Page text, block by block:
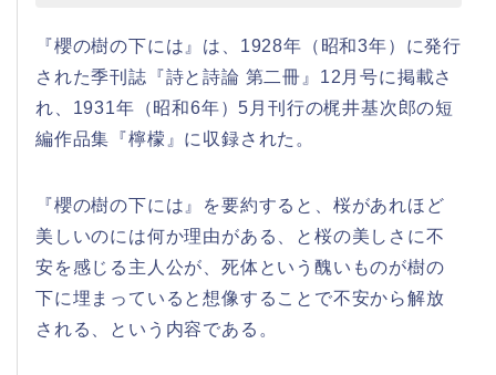
『櫻の樹の下には』は、1928年（昭和3年）に発行
された季刊誌『詩と詩論 第二冊』12月号に掲載さ
れ、1931年（昭和6年）5月刊行の梶井基次郎の短
編作品集『檸檬』に収録された。
『櫻の樹の下には』を要約すると、桜があれほど
美しいのには何か理由がある、と桜の美しさに不
安を感じる主人公が、死体という醜いものが樹の
下に埋まっていると想像することで不安から解放
される、という内容である。